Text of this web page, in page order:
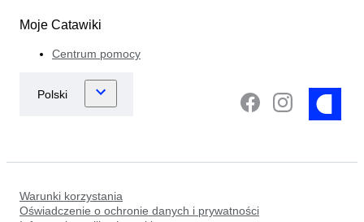
Moje Catawiki
Centrum pomocy
Warunki korzystania
Oświadczenie o ochronie danych i prywatności